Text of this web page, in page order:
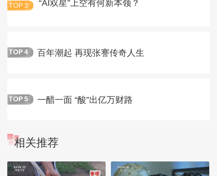
TOP 3 “AI双星”上空有何新本领？
TOP 4 百年潮起 再现张謇传奇人生
TOP 5 一醋一面 “酸”出亿万财路
相关推荐